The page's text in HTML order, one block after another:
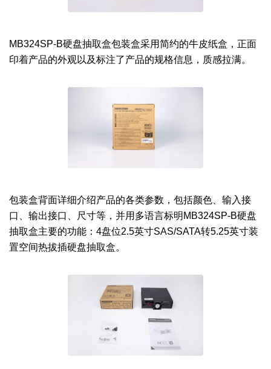
MB324SP-B硬盘抽取盒包装盒采用简约的牛皮纸盒，正面
印着产品的外观以及标注了产品的规格信息，质感拉满。
包装盒背面详细介绍产品的各类参数，包括颜色、输入接
口、输出接口、尺寸等，并用多语言标明MB324SP-B硬盘
抽取盒主要的功能：4盘位2.5英寸SAS/SATA转5.25英寸装
置空间热拔插硬盘抽取盒。